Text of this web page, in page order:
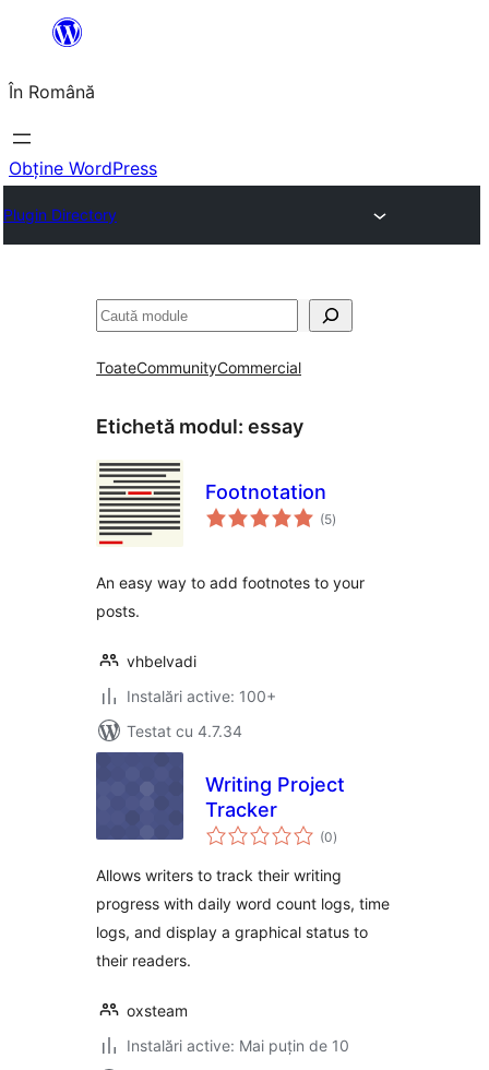
conținut
În Română
Obține WordPress
Plugin Directory
Caută
ToateCommunityCommercial
Etichetă modul: essay
Footnotation
(5total
aprecieri
)
An easy way to add footnotes to your
posts.
vhbelvadi
Instalări active: 100+
Testat cu 4.7.34
Writing Project
Tracker
(0total
aprecieri
)
Allows writers to track their writing
progress with daily word count logs, time
logs, and display a graphical status to
their readers.
oxsteam
Instalări active: Mai puțin de 10